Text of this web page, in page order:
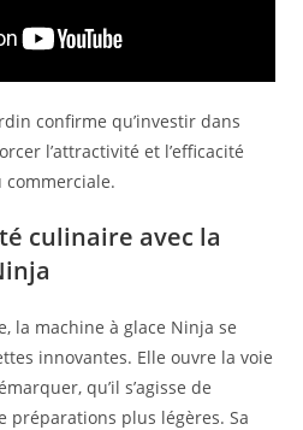
confirme qu’investir dans
l’attractivité et l’efficacité
commerciale.
culinaire avec la
la machine à glace Ninja se
innovantes. Elle ouvre la voie
qu’il s’agisse de
préparations plus légères. Sa